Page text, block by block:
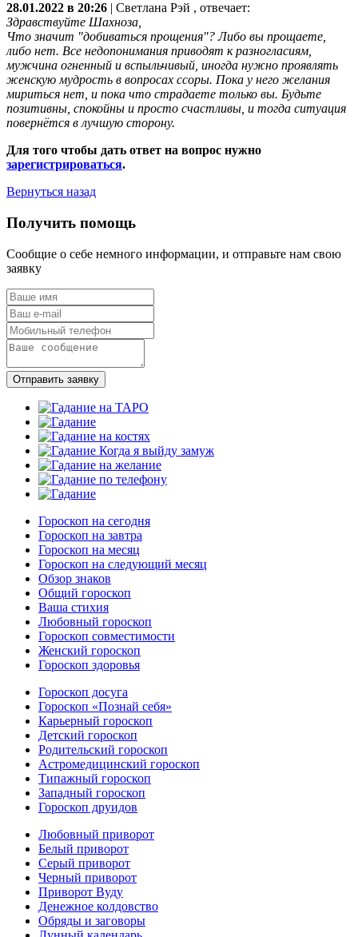
28.01.2022 в 20:26
Светлана Рэй , отвечает:
Здравствуйте Шахноза,
Что значит "добиваться прощения"? Либо вы прощаете,
либо нет. Все недопонимания приводят к разногласиям,
мужчина огненный и вспыльчивый, иногда нужно проявлять
женскую мудрость в вопросах ссоры. Пока у него желания
мириться нет, и пока что страдаете только вы. Будьте
позитивны, спокойны и просто счастливы, и тогда ситуация
повернётся в лучшую сторону.
Для того чтобы дать ответ на вопрос нужно
зарегистрироваться.
Вернуться назад
Получить помощь
Сообщие о себе немного информации, и отправьте нам свою
заявку
Отправить заявку
Гороскоп на сегодня
Гороскоп на завтра
Гороскоп на месяц
Гороскоп на следующий месяц
Обзор знаков
Общий гороскоп
Ваша стихия
Любовный гороскоп
Гороскоп совместимости
Женский гороскоп
Гороскоп здоровья
Гороскоп досуга
Гороскоп «Познай себя»
Карьерный гороскоп
Детский гороскоп
Родительский гороскоп
Астромедицинский гороскоп
Типажный гороскоп
Западный гороскоп
Гороскоп друидов
Любовный приворот
Белый приворот
Серый приворот
Черный приворот
Приворот Вуду
Денежное колдовство
Обряды и заговоры